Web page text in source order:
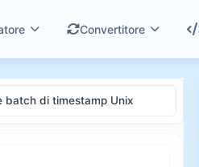
Convertitore
batch di timestamp Unix